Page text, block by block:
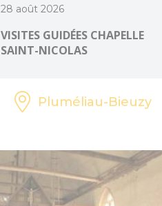
28 août 2026
VISITES GUIDÉES CHAPELLE
SAINT-NICOLAS
Pluméliau-Bieuzy